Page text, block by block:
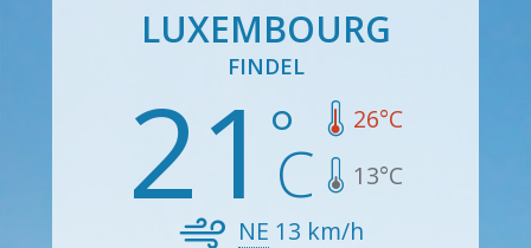
LUXEMBOURG
FINDEL
21 26°C
13°C
NE 13 km/h